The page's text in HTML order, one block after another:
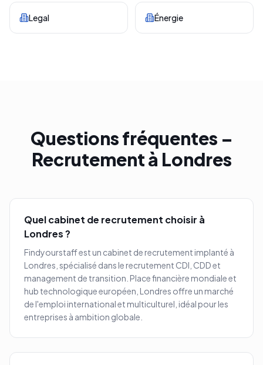
Legal Énergie
Questions fréquentes –
Recrutement à Londres
Quel cabinet de recrutement choisir à
Londres?
Findyourstaff est un cabinet de recrutement implanté à
Londres , spécialisé dans le recrutement CDI, CDD et
management de transition. Place financière mondiale et
hub technologique européen, Londres offre un marché
de l'emploi international et multiculturel, idéal pour les
entreprises à ambition globale.